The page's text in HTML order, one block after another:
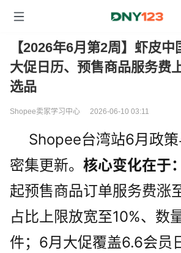
【2026年6月第2周】虾皮中
大促日历、预售商品服务费
选品
Shopee卖家学习中心 2026-06-10 03:11
Shopee台湾站6月政
密集更新。 核心变化在于：
起预售商品订单服务费涨
占比上限放宽至10%、数
件；6月大促覆盖6.6会员